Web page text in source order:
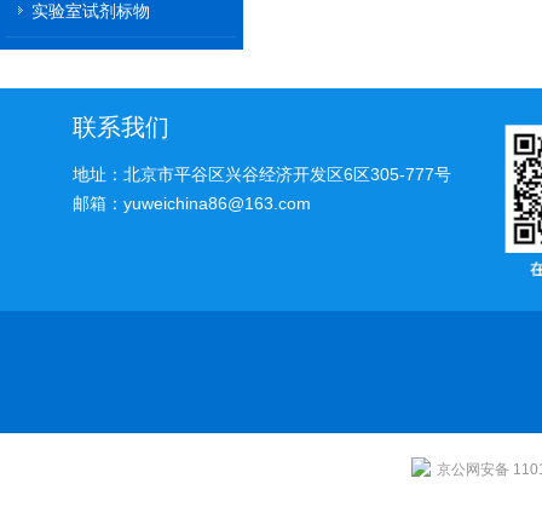
实验室试剂标物
联系我们
地址：北京市平谷区兴谷经济开发区6区305-777号
邮箱：yuweichina86@163.com
京公网安备